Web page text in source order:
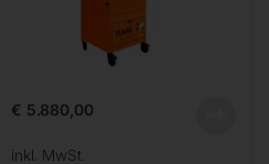
€ 5.880,00
inkl. MwSt.